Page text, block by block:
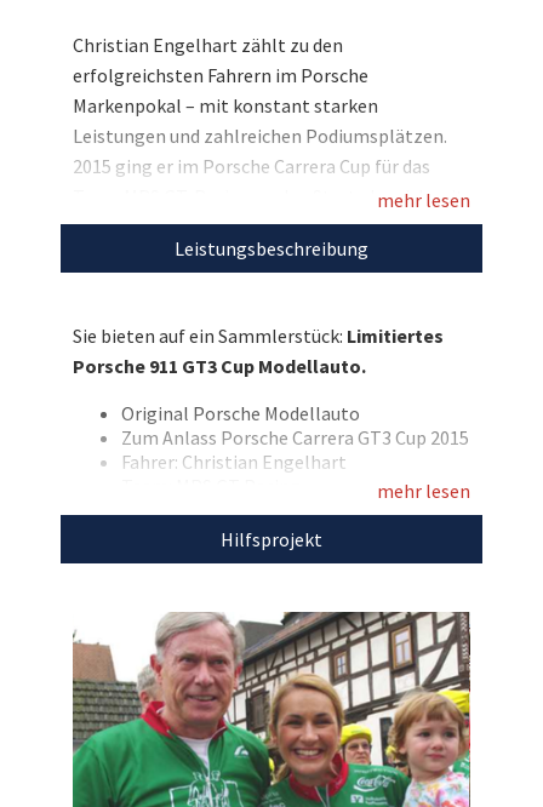
Christian Engelhart zählt zu den
erfolgreichsten Fahrern im Porsche
Markenpokal – mit konstant starken
Leistungen und zahlreichen Podiumsplätzen.
2015 ging er im Porsche Carrera Cup für das
Team MRS GT-Racing an den Start, das sich seit
Jahren einen Namen im professionellen GT-
Sport gemacht hat. Dieses limitierte
Christian Engelhart. Ein hochwertiges
Sammlerstück mit echtem Motorsportbezug,
geliefert in transparenter Box.
Entdecken Sie bei uns auch
für den guten
Zweck!
mehr lesen
Leistungsbeschreibung
Sie bieten auf ein Sammlerstück: Limitiertes
Porsche 911 GT3 Cup Modellauto.
Original Porsche Modellauto
Zum Anlass Porsche Carrera GT3 Cup 2015
Fahrer: Christian Engelhart
Maßstab 1:43
Farbe: Gelb, Weiß
Limitierte Edition: 4/15
Mit dem Erlös dieser Auktion unterstützen
wir
Tour der Hoffnung.
mehr lesen
Hilfsprojekt